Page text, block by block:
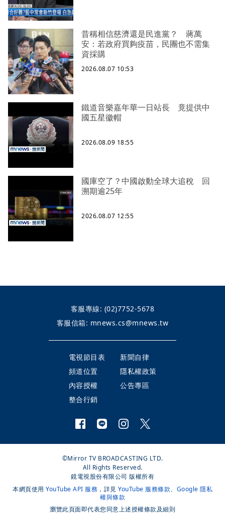
昔稱相信慈濟還是民進黨？ 蔣萬
安：若政府買夠疫苗，民團也不需集
資採購
2026.08.07 10:53
鐵道音樂嘉年華一日站長 竟提供中
國五星徽帽
2026.08.09 18:55
國庫空了？中國啟動全球大追稅 回
溯期逾25年
2026.08.07 12:55
客服專線: (02)7752-5678
客服信箱: mnews.cs@mnews.tw
電視節目表
新聞自律
頻道位置
隱私權政策
內容授權
公告專區
整合行銷
©Mirror TV BROADCASTING LTD.
All Rights Reserved.
鏡電視股份有限公司 版權所有
本網頁使用 YouTube API 服務 ，詳見 YouTube 服務條款、 Google 隱私
權與條款
瀏覽此頁面即代表您同意上述授權條款及細則